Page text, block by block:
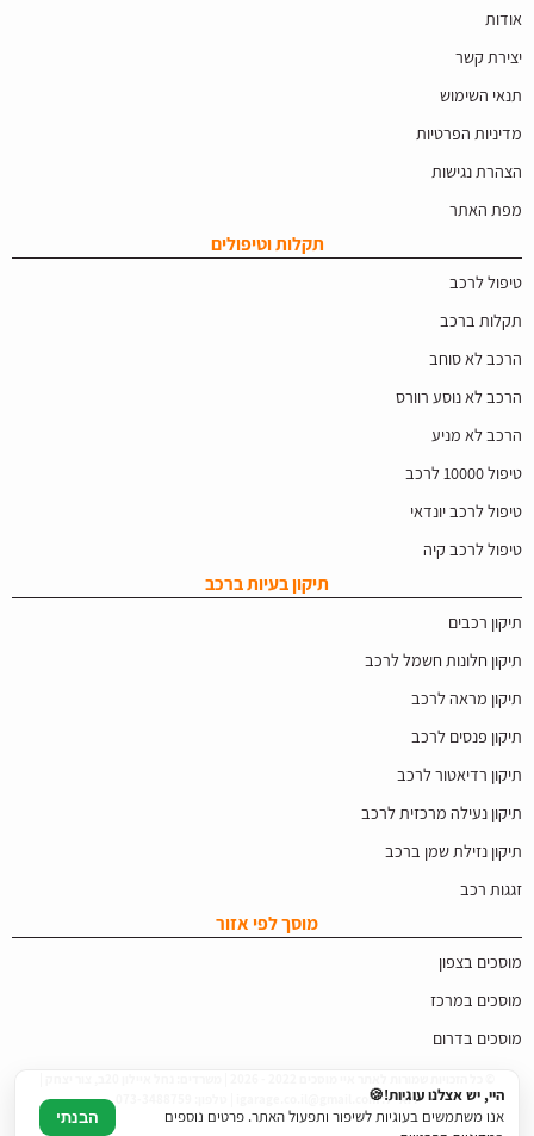
אודות
יצירת קשר
תנאי השימוש
מדיניות הפרטיות
הצהרת נגישות
מפת האתר
תקלות וטיפולים
טיפול לרכב
תקלות ברכב
הרכב לא סוחב
הרכב לא נוסע רוורס
הרכב לא מניע
טיפול 10000 לרכב
טיפול לרכב יונדאי
טיפול לרכב קיה
תיקון בעיות ברכב
תיקון רכבים
תיקון חלונות חשמל לרכב
תיקון מראה לרכב
תיקון פנסים לרכב
תיקון רדיאטור לרכב
תיקון נעילה מרכזית לרכב
תיקון נזילת שמן ברכב
זגגות רכב
מוסך לפי אזור
מוסכים בצפון
מוסכים במרכז
מוסכים בדרום
דוא"ל: igarage.co.il@gmail.com | טלפון: 073-3488759
היי, יש אצלנו עוגיות!🍪
אנו משתמשים בעוגיות לשיפור ותפעול האתר. פרטים נוספים
הבנתי